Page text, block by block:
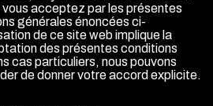
acceptez par les présentes
générales énoncées ci-
de ce site web implique la
des présentes conditions
cas particuliers, nous pouvons
de donner votre accord explicite.